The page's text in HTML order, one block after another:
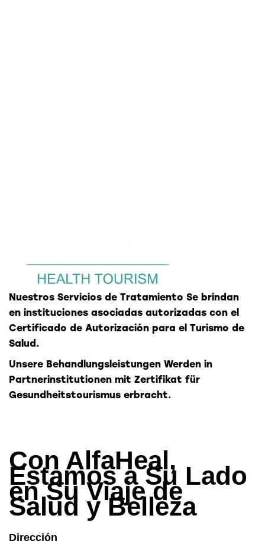
Con AlfaHeal,
Estamos a Su Lado
en Su Viaje de
Salud y Belleza
Nuestros Servicios de Tratamiento Se brindan
en instituciones asociadas autorizadas con el
Certificado de Autorización para el Turismo de
Salud.
Unsere Behandlungsleistungen Werden in
Partnerinstitutionen mit Zertifikat für
Gesundheitstourismus erbracht.
Dirección